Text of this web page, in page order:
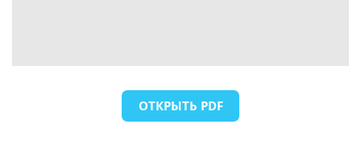
ОТКРЫТЬ PDF